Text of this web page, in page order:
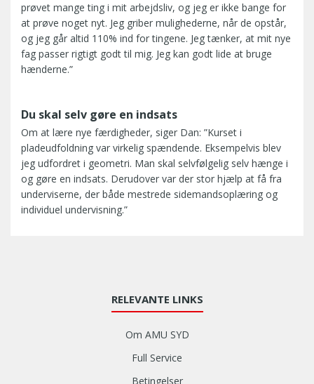
prøvet mange ting i mit arbejdsliv, og jeg er ikke bange for
at prøve noget nyt. Jeg griber mulighederne, når de opstår,
og jeg går altid 110% ind for tingene. Jeg tænker, at mit nye
fag passer rigtigt godt til mig. Jeg kan godt lide at bruge
hænderne.”
Du skal selv gøre en indsats
Om at lære nye færdigheder, siger Dan: ”Kurset i
pladeudfoldning var virkelig spændende. Eksempelvis blev
jeg udfordret i geometri. Man skal selvfølgelig selv hænge i
og gøre en indsats. Derudover var der stor hjælp at få fra
underviserne, der både mestrede sidemandsoplæring og
individuel undervisning.”
RELEVANTE LINKS
Om AMU SYD
Full Service
Betingelser